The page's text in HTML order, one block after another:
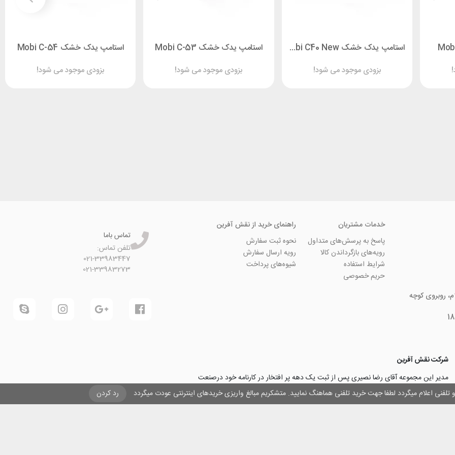
و تلفنی اعلام میگردد لطفا جهت خرید تلفنی هماهنگ نمایید. متشکریم مبالغ واریزی خریدهای اینترنتی عودت میگردد رد کردن
استامپ یدک خشک Mobi C40 New
بزودی موجود می شود!
استامپ یدک خشک Mobi C-53
بزودی موجود می شود!
استامپ یدک خشک Mobi C-54
بزودی موجود می شود!
روبروی کوچه
خدمات مشتریان
پاسخ به پرسش‌های متداول
رویه‌های بازگرداندن کالا
شرایط استفاده
حریم خصوصی
راهنمای خرید از نقش آفرین
نحوه ثبت سفارش
رویه ارسال سفارش
شیوه‌های پرداخت
تماس باما
تلفن تماس:
021-33983447
021-33983273
شرکت نقش آفرین
مدیر این مجموعه آقای رضا نصیری پس از ثبت یک دهه پر افتخار در کارنامه خود درصنعت
چاپ و تبلیغات با تولید مجموعه‌های آسان کارت ۱ -۲ -۳، با کارآفرینی و ایجاد شغل برای حداقل
۳۰۰۰ نفر و دریافت تندیس کار آفرینان برتر، برآن شدند تا با ایجاد نوآوری و تحول در صنعت